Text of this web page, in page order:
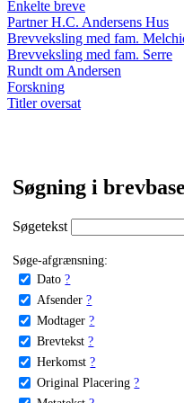
Enkelte breve
Partner H.C. Andersens Hus
Brevveksling med fam.
Brevveksling med fam. Serre
Rundt om Andersen
Forskning
Titler oversat
Søgning i
Søgetekst
Søge-afgrænsning:
Dato ?
Afsender ?
Modtager ?
Brevtekst ?
Herkomst ?
Original Placering ?